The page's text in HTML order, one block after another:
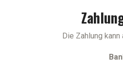
Die Zahlung